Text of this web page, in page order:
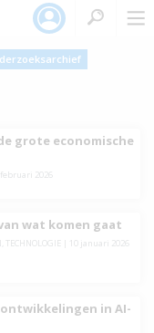
grote economische
februari 2026
wat komen gaat
TECHNOLOGIE 10 januari 2026
in AI-